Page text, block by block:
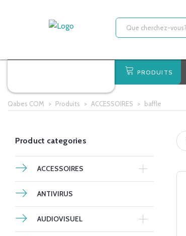
PRODUITS
Qabes COM > Produits > ACCESSOIRES > baffle
Product categories
ACCESSOIRES
ANTIVIRUS
AUDIOVISUEL